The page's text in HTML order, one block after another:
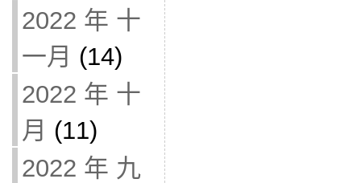
2022 年 十
一月 (14)
2022 年 十
月 (11)
2022 年 九